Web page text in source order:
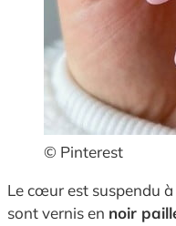
© Pinterest
Le cœur est suspendu
sont vernis en noir